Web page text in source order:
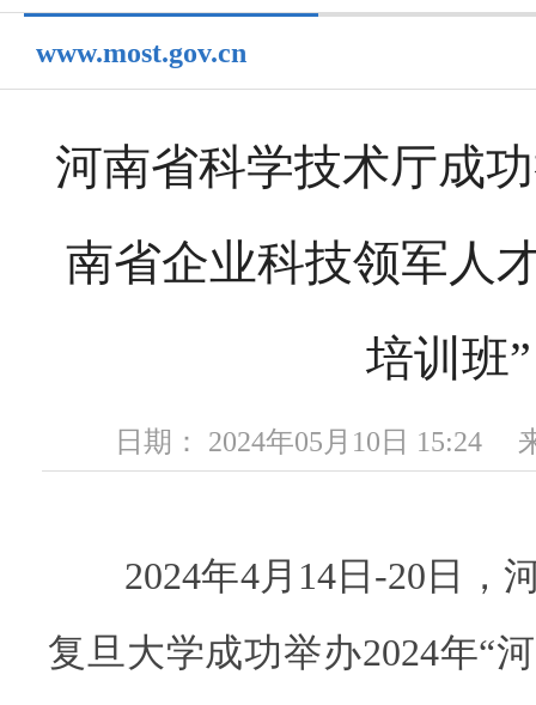
www.most.gov.cn
河南省科学技术厅成
南省企业科技领军人
培训班”
日期： 2024年05月10日 15:24
2024年4月14日-20日，
复旦大学成功举办2024年“